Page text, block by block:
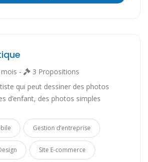
-
3 Propositions
qui peut dessiner des photos
d’enfant, des photos simples
Gestion d’entreprise
Site E-commerce